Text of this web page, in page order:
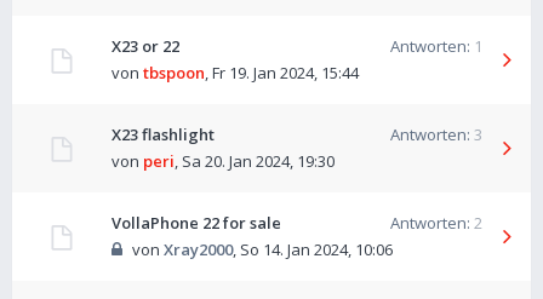
X23 or 22 Antworten: 1
von tbspoon,Fr 19. Jan 2024, 15:44
X23 flashlight Antworten: 3
von peri, Sa 20. Jan 2024, 19:30
VollaPhone 22 for sale Antworten: 2
von Xray2000, So 14. Jan 2024, 10:06